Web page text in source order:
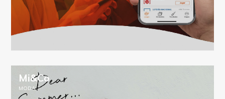
Mi&Co
MODA